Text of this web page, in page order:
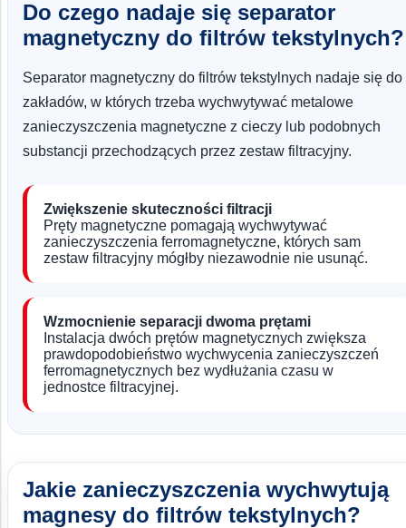
Do czego nadaje się separator
magnetyczny do filtrów tekstylnych?
Separator magnetyczny do filtrów tekstylnych nadaje się do
zakładów, w których trzeba wychwytywać metalowe
zanieczyszczenia magnetyczne z cieczy lub podobnych
substancji przechodzących przez zestaw filtracyjny.
Zwiększenie skuteczności filtracji
Pręty magnetyczne pomagają wychwytywać
zanieczyszczenia ferromagnetyczne, których sam
zestaw filtracyjny mógłby niezawodnie nie usunąć.
Wzmocnienie separacji dwoma prętami
Instalacja dwóch prętów magnetycznych zwiększa
prawdopodobieństwo wychwycenia zanieczyszczeń
ferromagnetycznych bez wydłużania czasu w
jednostce filtracyjnej.
Jakie zanieczyszczenia wychwytują
magnesy do filtrów tekstylnych?